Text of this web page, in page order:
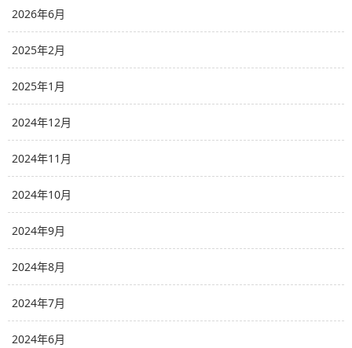
2026年6月
2025年2月
2025年1月
2024年12月
2024年11月
2024年10月
2024年9月
2024年8月
2024年7月
2024年6月